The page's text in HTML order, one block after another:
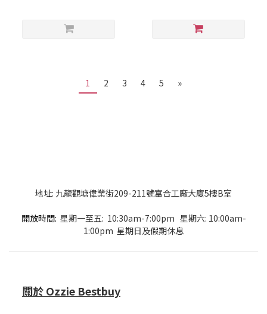
1 2 3 4 5 »
地址: 九龍觀塘偉業街209-211號富合工廠大廈5樓B室
開放時間: 星期一至五: 10:30am-7:00pm 星期六: 10:00am-
1:00pm 星期日及假期休息
關於 Ozzie Bestbuy